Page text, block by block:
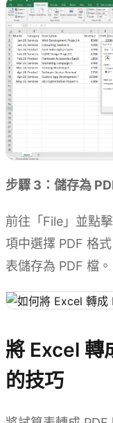
步驟 3：儲存為
前往「File」並點
項中選擇 PDF 格
表儲存為 PDF 檔。
將 Excel 轉
的技巧